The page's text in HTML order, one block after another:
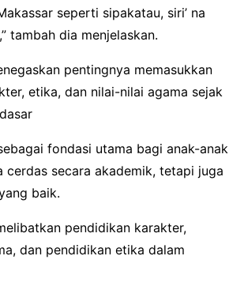
seperti sipakatau, siri’ na
tambah dia menjelaskan.
pentingnya memasukkan
etika, dan nilai-nilai agama sejak
fondasi utama bagi anak-anak
cerdas secara akademik, tetapi juga
baik.
pendidikan karakter,
dan pendidikan etika dalam